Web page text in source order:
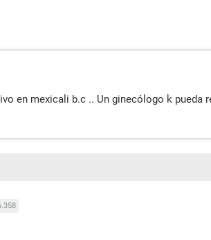
en mexicali b.c .. Un ginecólogo k pueda